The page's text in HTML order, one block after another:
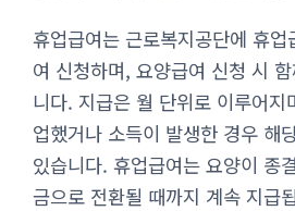
휴업급여는 근로복지공단에 휴
여 신청하며, 요양급여 신청 시
니다. 지급은 월 단위로 이루어지
업했거나 소득이 발생한 경우 해
있습니다. 휴업급여는 요양이 종
금으로 전환될 때까지 계속 지급